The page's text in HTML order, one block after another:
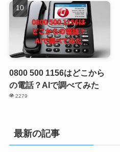
0800 500 1156はどこから
の電話？AIで調べてみた
2279
最新の記事